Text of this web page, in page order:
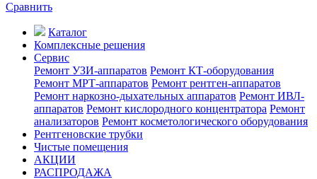
Сравнить
Каталог
Комплексные решения
Сервис
Ремонт УЗИ-аппаратов Ремонт КТ-оборудования
Ремонт МРТ-аппаратов Ремонт рентген-аппаратов
Ремонт наркозно-дыхательных аппаратов Ремонт ИВЛ-
аппаратов Ремонт кислородного концентратора Ремонт
анализаторов Ремонт косметологического оборудования
Рентгеновские трубки
Чистые помещения
АКЦИИ
РАСПРОДАЖА